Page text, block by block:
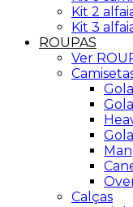
Kit 2
Kit 3
ROUPAS
Ver
Calças